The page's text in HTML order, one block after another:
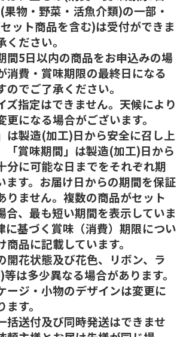
物・野菜・活魚介類)の一部・
ット商品を含む)は受付ができま
ださい。
5日以内の商品をお申込みの場
消費・賞味期限の最終日になる
のでご了承ください。
指定はできません。天候により
更になる場合がございます。
は製造(加工)日から安全に召し上
「賞味期間」は製造(加工)日から
分に可能な日までをそれぞれ期
ます。お届け日からの期間を保証
りません。複数の商品がセット
合、最も短い期間を表示していま
に基づく賞味（消費）期限につい
品に記載しています。
花状態及び花色、リボン、ラ
は多少異なる場合があります。
ジ・小物のデザインは変更に
す。
送付及び同時発送はできませ